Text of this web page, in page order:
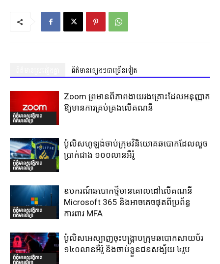
ព័ត៌មានផ្សេងៗជាច្រើនទៀត
ព័ត៌មានសុវត្ថិភាព
ព័ត៌មានវិទ្យា
Zoom ព្រមានពីភាពងាយរងគ្រោះដែលអនុញ្ញាត
ឱ្យមានការគ្រប់គ្រងលើគណនី
ព័ត៌មានសុវត្ថិភាព
ព័ត៌មានវិទ្យា
ប៉ូលិសហូឡង់ចាប់ក្រុមវិនិយោគឆបោកដែលលួច
ប្រាក់ជាង ១០០លានអឺរ៉ូ
ព័ត៌មានសុវត្ថិភាព
ព័ត៌មានវិទ្យា
ឧបករណ៍ឆបោកថ្មីមានគោលដៅលើគណនី
Microsoft 365 និងអាចគេចផុតពីប្រព័ន្ធ
ការពារ MFA
ព័ត៌មានសុវត្ថិភាព
ព័ត៌មានវិទ្យា
ប៉ូលិសអេស្បាញចុះបង្រ្កាបក្រុមឆបោកសាយប័រ
១៤០លានអឺរ៉ូ និងចាប់ខ្លួនជនសង្ស័យ ៤រូប